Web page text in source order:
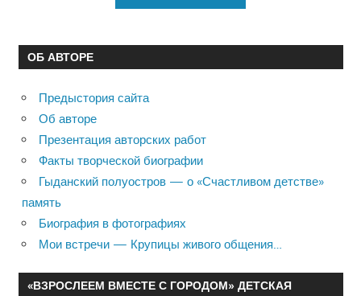
ОБ АВТОРЕ
Предыстория сайта
Об авторе
Презентация авторских работ
Факты творческой биографии
Гыданский полуостров — о «Счастливом детстве»
память
Биография в фотографиях
Мои встречи — Крупицы живого общения…
«ВЗРОСЛЕЕМ ВМЕСТЕ С ГОРОДОМ» ДЕТСКАЯ